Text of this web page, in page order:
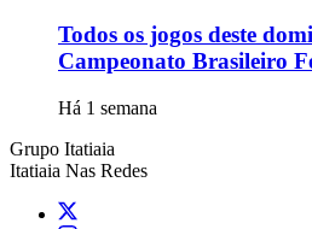
Todos os jogos deste
Campeonato Brasileiro
Há 1 semana
Grupo Itatiaia
Itatiaia Nas Redes